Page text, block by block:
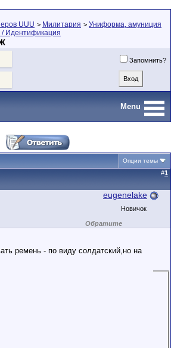
UUU > Милитария > Униформа, амуниция
Идентификация
Запомнить?
Menu
Опции темы
#1
eugenelake
Новичок
Обратите
внимание на
этом форуме.
ремень - по виду солдатский,но на